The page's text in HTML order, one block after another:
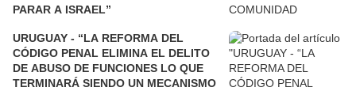
PARAR A ISRAEL”
URUGUAY - “LA REFORMA DEL
CÓDIGO PENAL ELIMINA EL DELITO
DE ABUSO DE FUNCIONES LO QUE
TERMINARÁ SIENDO UN MECANISMO